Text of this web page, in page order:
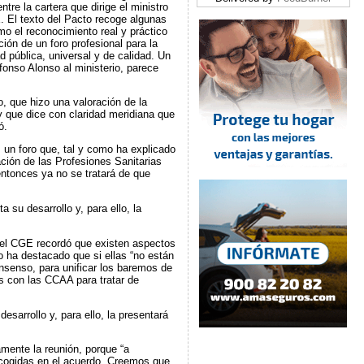
la cartera que dirige el ministro
El texto del Pacto recoge algunas
el reconocimiento real y práctico
de un foro profesional para la
pública, universal y de calidad. Un
Alonso al ministerio, parece
que hizo una valoración de la
dice con claridad meridiana que
foro que, tal y como ha explicado
de las Profesiones Sanitarias
ya no se tratará de que
su desarrollo y, para ello, la
CGE recordó que existen aspectos
destacado que si ellas “no están
para unificar los baremos de
con las CCAA para tratar de
y, para ello, la presentará
la reunión, porque “a
en el acuerdo. Creemos que